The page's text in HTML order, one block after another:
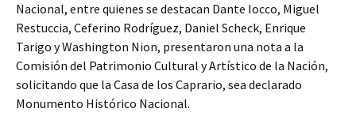
Nacional, entre quienes se destacan Dante Iocco, Miguel
Restuccia, Ceferino Rodríguez, Daniel Scheck, Enrique
Tarigo y Washington Nion, presentaron una nota a la
Comisión del Patrimonio Cultural y Artístico de la Nación,
solicitando que la Casa de los Caprario, sea declarado
Monumento Histórico Nacional.